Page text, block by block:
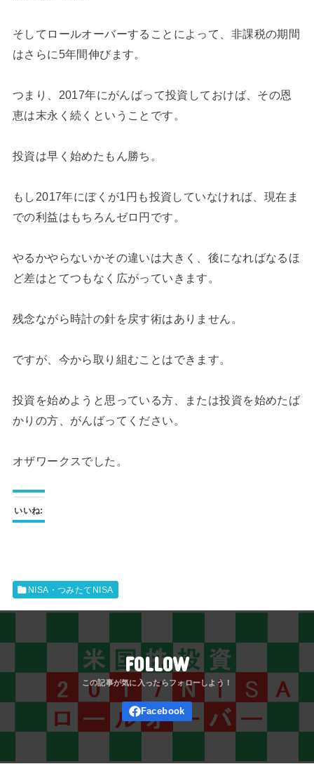
そしてロールオーバーすることによって、非課税の期間
はさらに5年間伸びます。
つまり、2017年にがんばって投資しておけば、その恩
恵は末永く続くということです。
投資は早く始めたもん勝ち。
もし2017年にぼくが1円も投資していなければ、現在ま
での利益はもちろんゼロ円です。
やるかやらないかその違いは大きく、後になればなるほ
ど差はとてつもなく広がっていきます。
残念ながら時計の針を戻す術はありません。
ですが、今から取り組むことはできます。
投資を始めようと思っている方、または投資を始めたば
かりの方、がんばってください。
オザワークスでした。
いいね:
NISA・つみたてNISA
FOLLOW